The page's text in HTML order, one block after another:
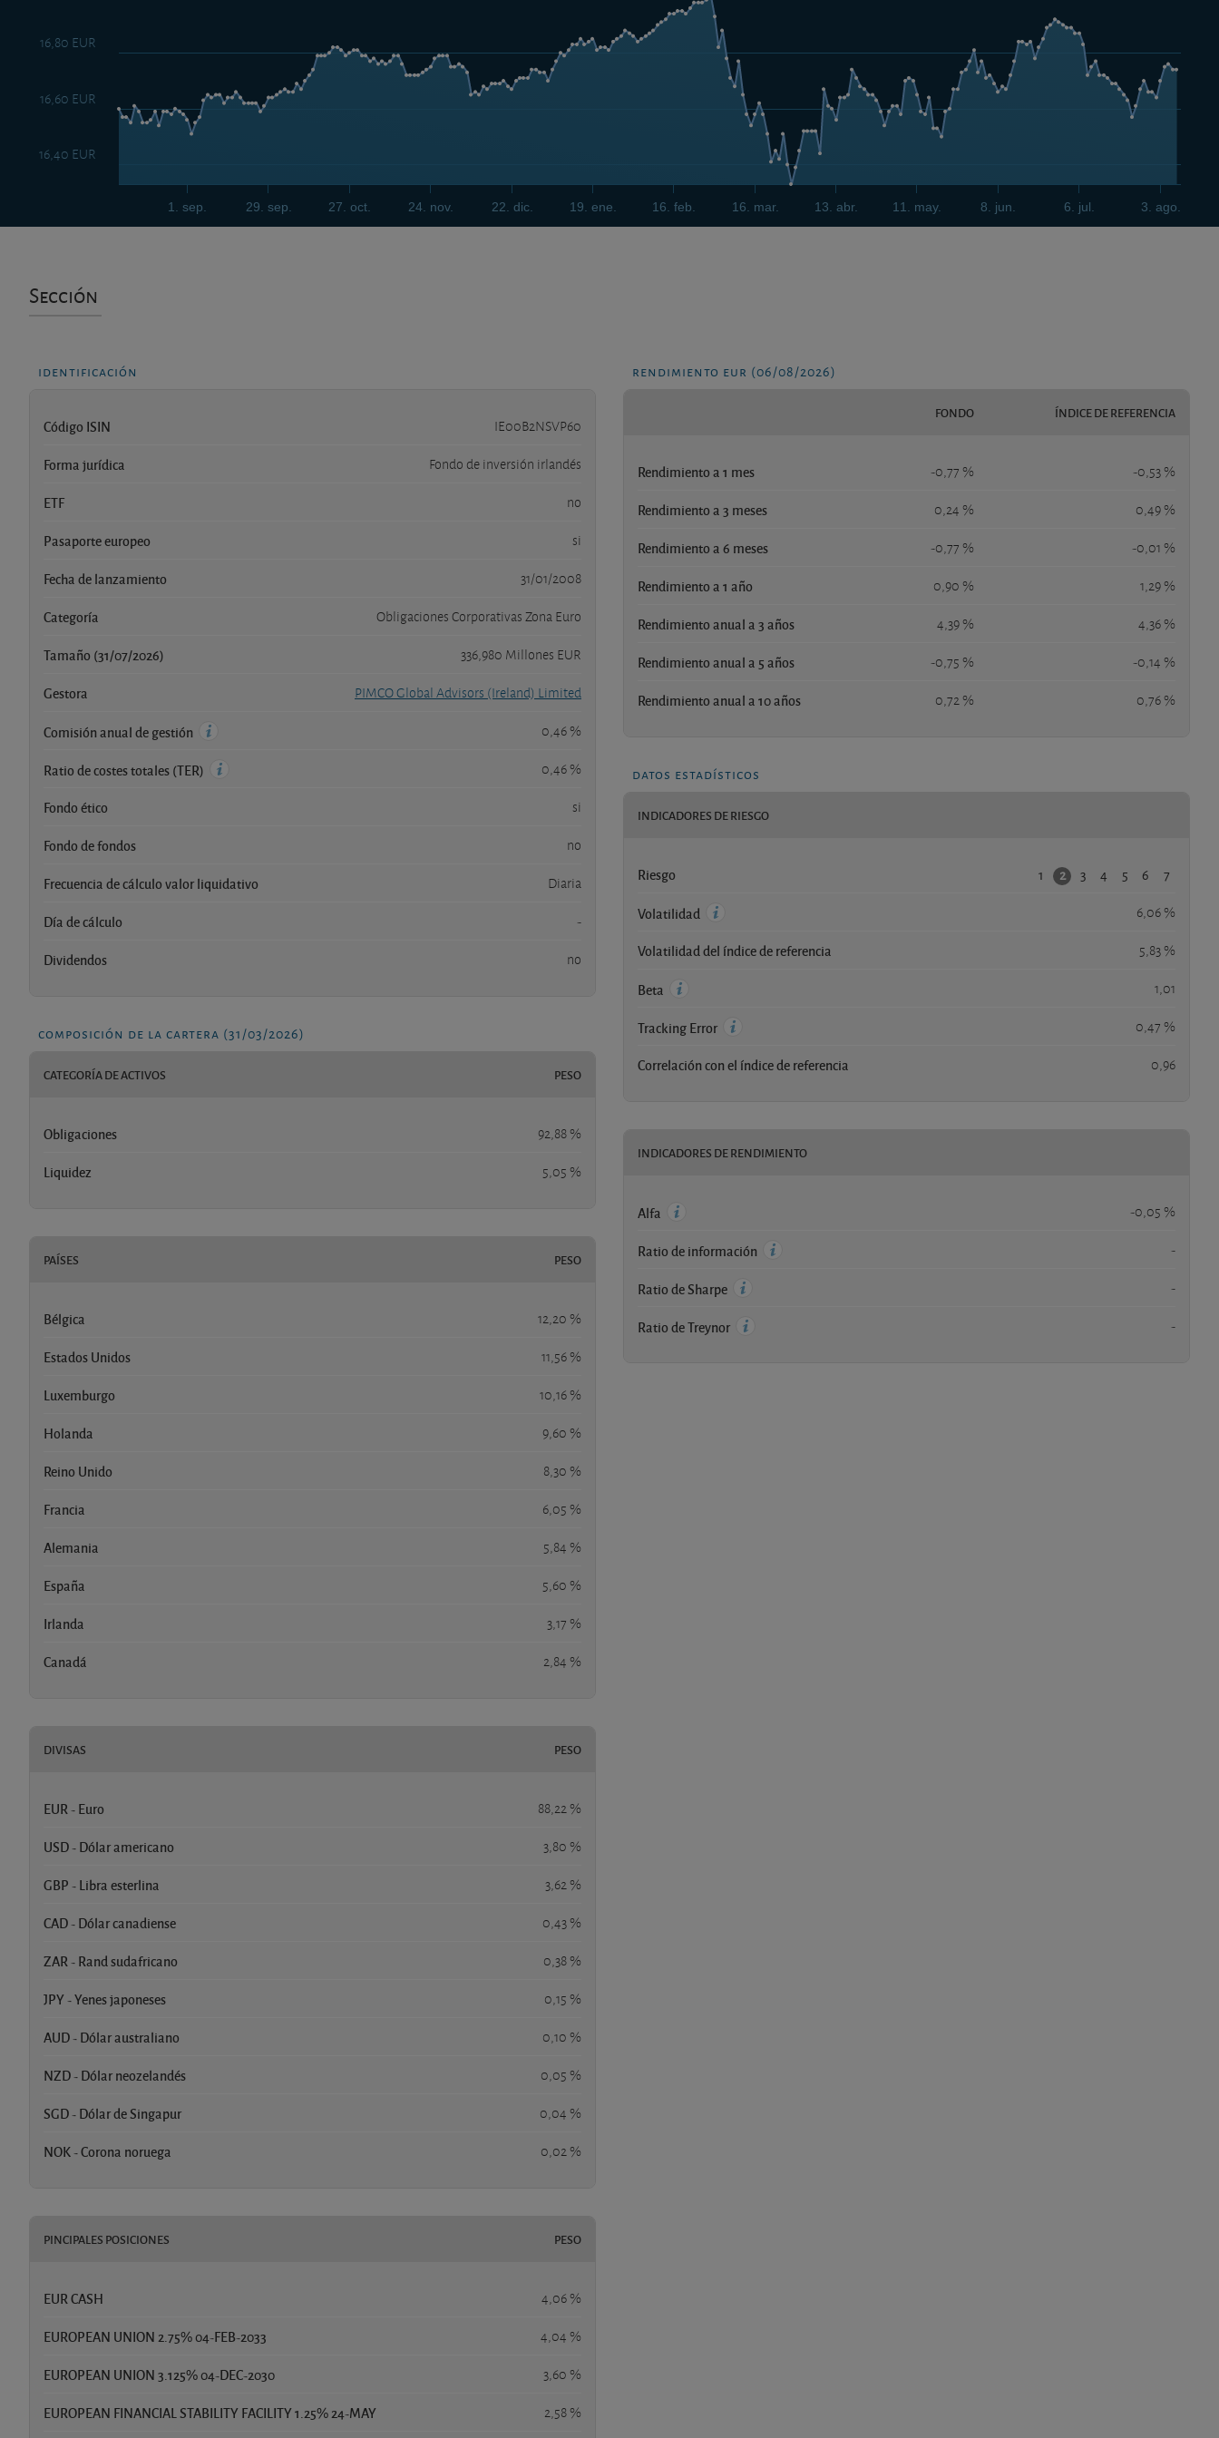
1. sep. 29. sep. 27. oct. 24. nov. 22. dic. 19. ene. 16. feb. 16. mar. 13. abr. 11. may. 8. jun. 6. jul. 3. ago.
16,40 EUR
16,60 EUR
16,80 EUR
Sección
identificación
Código ISIN IE00B2NSVP60
Forma jurídica Fondo de inversión irlandés
ETF no
Pasaporte europeo si
Fecha de lanzamiento 31/01/2008
Categoría Obligaciones Corporativas Zona Euro
Tamaño (31/07/2026) 336,980 Millones EUR
Gestora PIMCO Global Advisors (Ireland) Limited
Comisión anual de gestión 0,46 %
Ratio de costes totales (TER) 0,46 %
Fondo ético si
Fondo de fondos no
Frecuencia de cálculo valor liquidativo Diaria
Día de cálculo -
Dividendos no
composición de la cartera (31/03/2026)
CATEGORÍA DE ACTIVOS PESO
Obligaciones 92,88 %
Liquidez 5,05 %
PAÍSES PESO
Bélgica 12,20 %
Estados Unidos 11,56 %
Luxemburgo 10,16 %
Holanda 9,60 %
Reino Unido 8,30 %
Francia 6,05 %
Alemania 5,84 %
España 5,60 %
Irlanda 3,17 %
Canadá 2,84 %
DIVISAS PESO
EUR - Euro 88,22 %
USD - Dólar americano 3,80 %
GBP - Libra esterlina 3,62 %
CAD - Dólar canadiense 0,43 %
ZAR - Rand sudafricano 0,38 %
JPY - Yenes japoneses 0,15 %
AUD - Dólar australiano 0,10 %
NZD - Dólar neozelandés 0,05 %
SGD - Dólar de Singapur 0,04 %
NOK - Corona noruega 0,02 %
PINCIPALES POSICIONES PESO
EUR CASH 4,06 %
EUROPEAN UNION 2.75% 04-FEB-2033 4,04 %
EUROPEAN UNION 3.125% 04-DEC-2030 3,60 %
EUROPEAN FINANCIAL STABILITY FACILITY 1.25% 24-MAY 2,58 %
rendimiento eur (06/08/2026)
FONDO ÍNDICE DE REFERENCIA
Rendimiento a 1 mes -0,77 % -0,53 %
Rendimiento a 3 meses 0,24 % 0,49 %
Rendimiento a 6 meses -0,77 % -0,01 %
Rendimiento a 1 año 0,90 % 1,29 %
Rendimiento anual a 3 años 4,39 % 4,36 %
Rendimiento anual a 5 años -0,75 % -0,14 %
Rendimiento anual a 10 años 0,72 % 0,76 %
datos estadísticos
INDICADORES DE RIESGO
Riesgo 1 2 3 4 5 6 7
Volatilidad 6,06 %
Volatilidad del índice de referencia 5,83 %
Beta 1,01
Tracking Error 0,47 %
Correlación con el índice de referencia 0,96
INDICADORES DE RENDIMIENTO
Alfa -0,05 %
Ratio de información -
Ratio de Sharpe -
Ratio de Treynor -